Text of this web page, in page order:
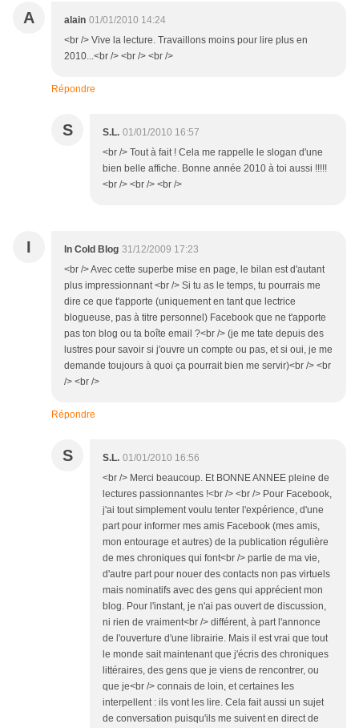
A alain 01/01/2010 14:24
<br /> Vive la lecture. Travaillons moins pour lire plus en
2010...<br /> <br /> <br />
Répondre
S S.L. 01/01/2010 16:57
<br /> Tout à fait ! Cela me rappelle le slogan d'une
bien belle affiche. Bonne année 2010 à toi aussi !!!!!
<br /> <br /> <br />
I In Cold Blog 31/12/2009 17:23
<br /> Avec cette superbe mise en page, le bilan est d'autant
plus impressionnant <br /> Si tu as le temps, tu pourrais me
dire ce que t'apporte (uniquement en tant que lectrice
blogueuse, pas à titre personnel) Facebook que ne t'apporte
pas ton blog ou ta boîte email ?<br /> (je me tate depuis des
lustres pour savoir si j'ouvre un compte ou pas, et si oui, je me
demande toujours à quoi ça pourrait bien me servir)<br /> <br
/> <br />
Répondre
S S.L. 01/01/2010 16:56
<br /> Merci beaucoup. Et BONNE ANNEE pleine de
lectures passionnantes !<br /> <br /> Pour Facebook,
j'ai tout simplement voulu tenter l'expérience, d'une
part pour informer mes amis Facebook (mes amis,
mon entourage et autres) de la publication régulière
de mes chroniques qui font<br /> partie de ma vie,
d'autre part pour nouer des contacts non pas virtuels
mais nominatifs avec des gens qui apprécient mon
blog. Pour l'instant, je n'ai pas ouvert de discussion,
ni rien de vraiment<br /> différent, à part l'annonce
de l'ouverture d'une librairie. Mais il est vrai que tout
le monde sait maintenant que j'écris des chroniques
littéraires, des gens que je viens de rencontrer, ou
que je<br /> connais de loin, et certaines les
interpellent : ils vont les lire. Cela fait aussi un sujet
de conversation puisqu'ils me suivent en direct de